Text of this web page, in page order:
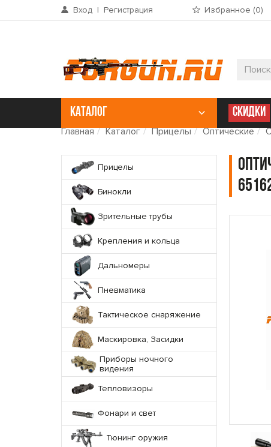
Вход | Регистрация Избранное (0)
КАТАЛОГ СКИДКИ
Главная Каталог Прицелы Оптические
Прицелы
Бинокли
Зрительные трубы
Крепления и кольца
Дальномеры
Пневматика
Тактическое снаряжение
Маскировка, Засидки
Приборы ночного
видения
Тепловизоры
Фонари и свет
Тюнинг оружия